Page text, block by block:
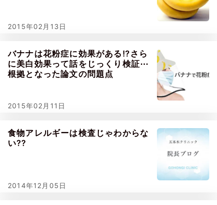
2015年02月13日
バナナは花粉症に効果がある⁉さら
に美白効果って話をじっくり検証⋯
根拠となった論文の問題点
2015年02月11日
食物アレルギーは検査じゃわからな
い??
2014年12月05日